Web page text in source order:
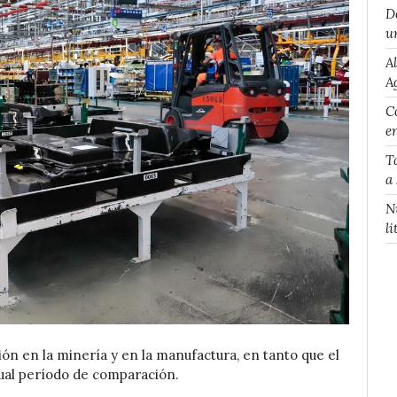
en la minería y en la manufactura, en tanto que el
período de comparación.
a